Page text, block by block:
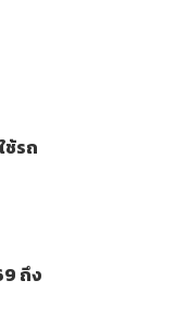
รถ
ถึง